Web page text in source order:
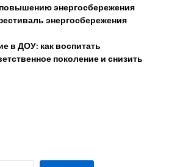
энергосбережения
энергосбережения
в ДОУ: как воспитать
поколение и снизить